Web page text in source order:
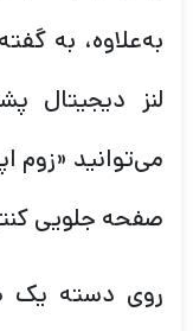
لنز دیجیتال
می‌توانید «زوم
صفحه جلویی